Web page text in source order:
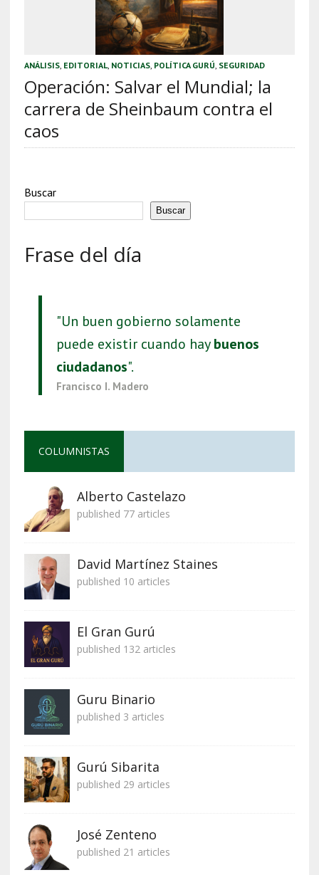
ANÁLISIS, EDITORIAL, NOTICIAS, POLÍTICA GURÚ SEGURIDAD
Operación: Salvar el Mundial; la
carrera de Sheinbaum contra el
caos
Buscar
Buscar
Frase del día
"Un buen gobierno solamente
puede existir cuando haybuenos
ciudadanos".
Francisco I. Madero
COLUMNISTAS
Alberto Castelazo
published 77 articles
David Martínez Staines
published 10 articles
El Gran Gurú
published 132 articles
Guru Binario
published 3 articles
Gurú Sibarita
published 29 articles
José Zenteno
published 21 articles